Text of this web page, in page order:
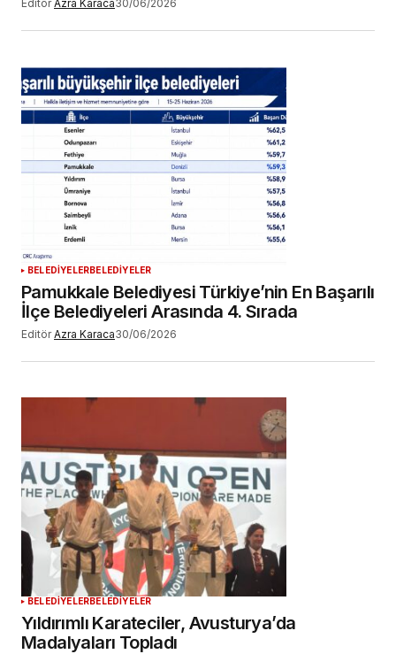
Editör Azra Karaca30/06/2026
BELEDİYELERBELEDİYELER
Pamukkale Belediyesi Türkiye’nin En Başarılı
İlçe Belediyeleri Arasında 4. Sırada
Editör Azra Karaca30/06/2026
BELEDİYELERBELEDİYELER
Yıldırımlı Karateciler, Avusturya’da
Madalyaları Topladı